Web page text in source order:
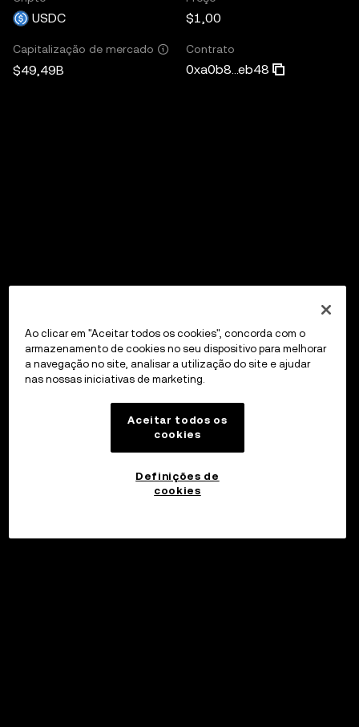
USDC $1,00
Capitalização de mercado
$49,49B
Contrato
0xa0b8...eb48
Ao clicar em "Aceitar todos os cookies", concorda com o
armazenamento de cookies no seu dispositivo para melhorar
a navegação no site, analisar a utilização do site e ajudar
nas nossas iniciativas de marketing.
Aceitar todos os
cookies
Definições de
cookies